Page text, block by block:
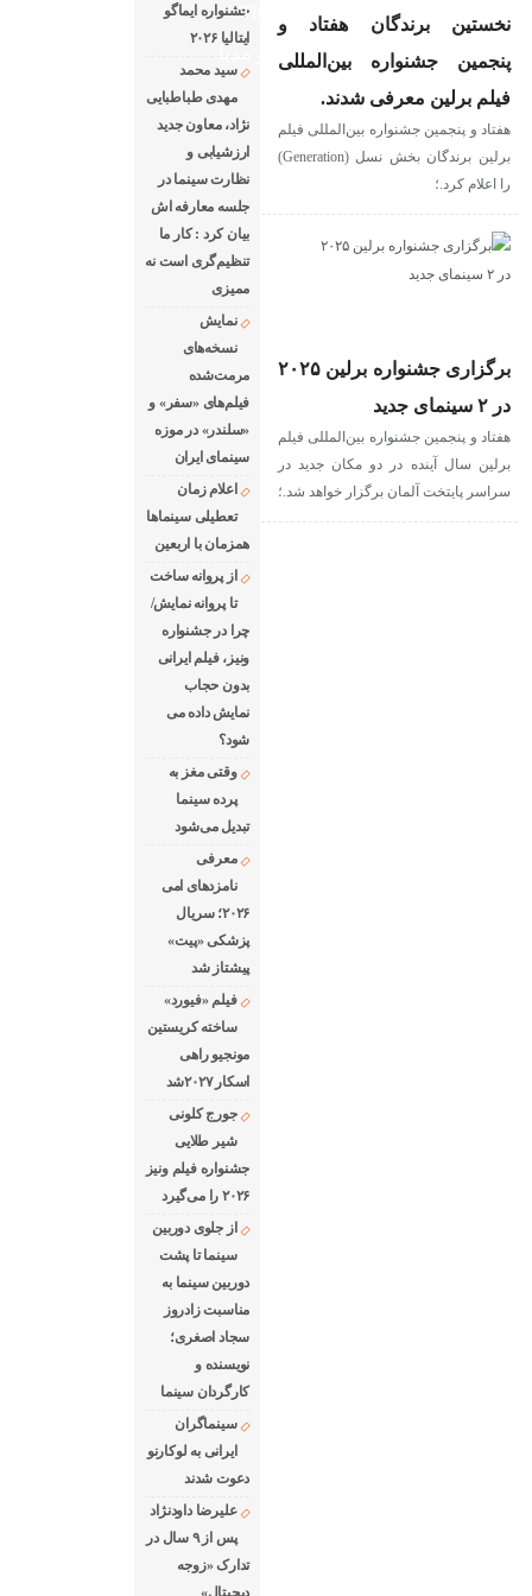
The latest news of world cinema
دانلود فیلم های خارجی
رادیو مدیا
درباره ما
رپرتاژ آگهی
نخستین برندگان هفتاد و
پنجمین جشنواره بین‌المللی
فیلم برلین معرفی شدند.
هفتاد و پنجمین جشنواره بین‌المللی فیلم
برلین برندگان بخش نسل (Generation)
را اعلام کرد.؛
برگزاری جشنواره برلین ۲۰۲۵
در ۲ سینمای جدید
هفتاد و پنجمین جشنواره بین‌المللی فیلم
برلین سال آینده در دو مکان جدید در
سراسر پایتخت آلمان برگزار خواهد شد.؛
جشنواره ایماگو
ایتالیا ۲۰۲۶
سید محمد
مهدی طباطبایی
نژاد، معاون جدید
ارزشیابی و
نظارت سینما در
جلسه معارفه اش
بیان کرد : کار ما
تنظیم‌گری است نه
ممیزی
نمایش
نسخه‌های
مرمت‌شده
فیلم‌های «سفر» و
«سلندر» در موزه
سینمای ایران
اعلام زمان
تعطیلی سینماها
همزمان با اربعین
از پروانه ساخت
تا پروانه نمایش/
چرا در جشنواره
ونیز، فیلم ایرانی
بدون حجاب
نمایش داده می
شود؟
وقتی مغز به
پرده سینما
تبدیل می‌شود
معرفی
نامزدهای امی
۲۰۲۶؛ سریال
پزشکی «پیت»
پیشتاز شد
فیلم «فیورد»
ساخته کریستین
مونجیو راهی
اسکار ۲۰۲۷شد
جورج کلونی
شیر طلایی
جشنواره فیلم ونیز
۲۰۲۶ را می‌گیرد
از جلوی دوربین
سینما تا پشت
دوربین سینما به
مناسبت زادروز
سجاد اصغری؛
نویسنده و
کارگردان سینما
سینماگران
ایرانی به لوکارنو
دعوت شدند
علیرضا داودنژاد
پس از ۹ سال در
تدارک «زوجه
دیجیتال»